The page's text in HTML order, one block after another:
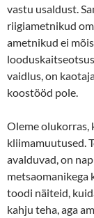
vastu usaldust.
riigiametnikud
ametnikud ei
vaidlus, on
koostööd pole.
Oleme olukorras,
kliimamuutused.
avalduvad, on
metsaomanikega
toodi näiteid,
kahju teha, aga